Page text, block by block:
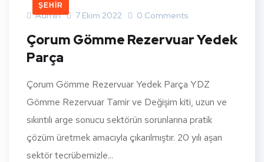
ŞEHIR
Admin 7 Ekim 2022 0 Comments
Çorum Gömme Rezervuar Yedek
Parça
Çorum Gömme Rezervuar Yedek Parça YDZ
Gömme Rezervuar Tamir ve Değişim kiti, uzun ve
sıkıntılı arge sonucu sektörün sorunlarına pratik
çözüm üretmek amacıyla çıkarılmıştır. 20 yılı aşan
sektör tecrübemizle...